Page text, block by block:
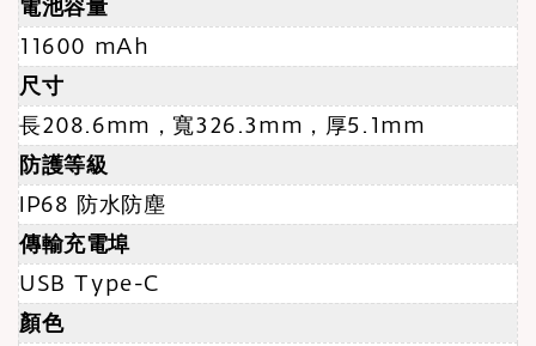
電池容量
11600 mAh
尺寸
長208.6mm，寬326.3mm，厚5.1mm
防護等級
IP68 防水防塵
傳輸充電埠
USB Type-C
顏色